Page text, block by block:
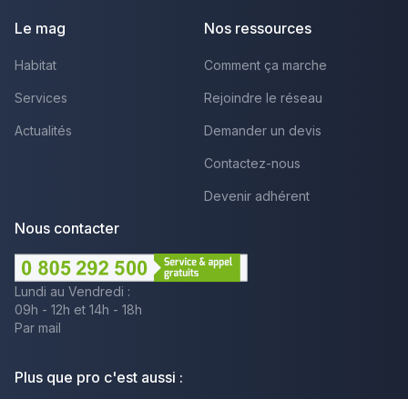
Le mag
Habitat
Services
Actualités
Nos ressources
Comment ça marche
Rejoindre le réseau
Demander un devis
Contactez-nous
Devenir adhérent
Nous contacter
Lundi au Vendredi :
09h - 12h et 14h - 18h
Par mail
Plus que pro c'est aussi :